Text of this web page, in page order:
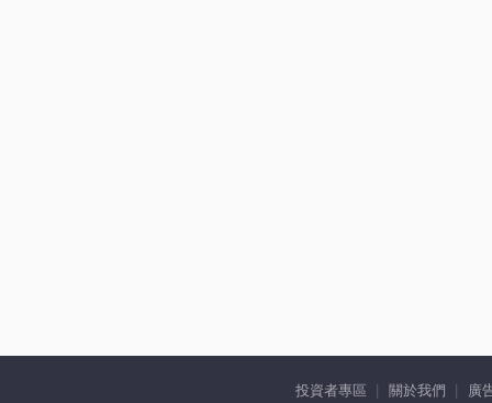
投資者專區 關於我們 廣